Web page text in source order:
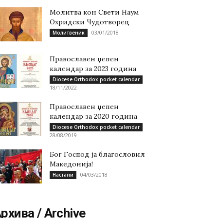
Молитва кон Свети Наум
Охридски Чудотворец
Молитвеник 03/01/2018
Православен џепен
календар за 2023 година
Diocese Orthodox pocket calendar
18/11/2022
Православен џепен
календар за 2020 година
Diocese Orthodox pocket calendar
28/08/2019
Бог Господ ја благословил
Македонија!
Настани 04/03/2018
/ Archive